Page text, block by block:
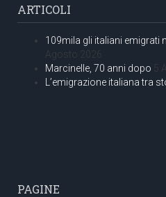
ARTICOLI
109mila gli italiani emigrati
Agosto 2026
Marcinelle, 70 anni dopo 5
L’emigrazione italiana tra
PAGINE